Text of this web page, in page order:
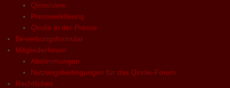
Qinterview
Presseerklärung
Qindie in der Presse
Bewerbungsformular
Mitgliederforum
Abstimmungen
Nutzungsbedingungen für das Qindie-Forum
Rechtliches